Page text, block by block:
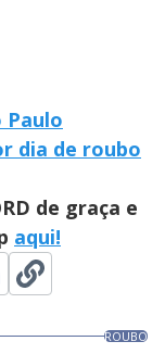
Paulo
dia de roubo
de graça e
aqui!
ROUBO